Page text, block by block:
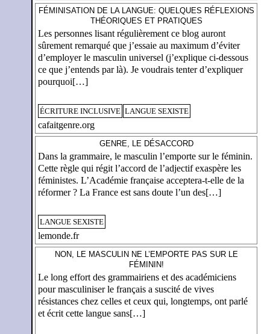
FÉMINISATION DE LA LANGUE: QUELQUES RÉFLEXIONS
THÉORIQUES ET PRATIQUES
Les personnes lisant régulièrement ce blog auront
sûrement remarqué que j’essaie au maximum d’éviter
d’employer le masculin universel (j’explique ci-dessous
ce que j’entends par là). Je voudrais tenter d’expliquer
pourquoi[…]
ÉCRITURE INCLUSIVE LANGUE SEXISTE
cafaitgenre.org
GENRE, LE DÉSACCORD
Dans la grammaire, le masculin l’emporte sur le féminin.
Cette règle qui régit l’accord de l’adjectif exaspère les
féministes. L’Académie française acceptera-t-elle de la
réformer ? La France est sans doute l’un des[…]
LANGUE SEXISTE
lemonde.fr
NON, LE MASCULIN NE L’EMPORTE PAS SUR LE
FÉMININ!
Le long effort des grammairiens et des académiciens
pour masculiniser le français a suscité de vives
résistances chez celles et ceux qui, longtemps, ont parlé
et écrit cette langue sans[…]